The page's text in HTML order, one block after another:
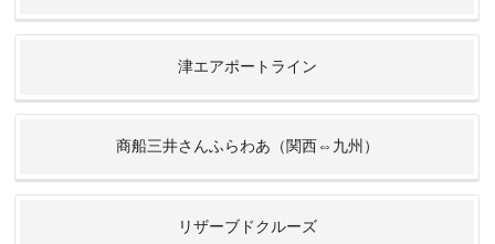
津エアポートライン
商船三井さんふらわあ（関西⇔九州）
リザーブドクルーズ